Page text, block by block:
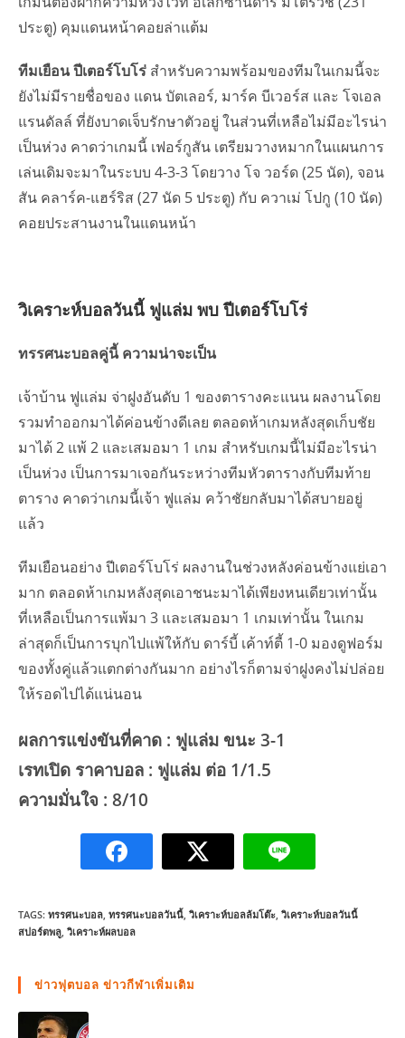
ประตู) คุมแดนหน้าคอยล่าแต้ม
ทีมเยือน ปีเตอร์โบโร่ สำหรับความพร้อมของทีมในเกมนี้จะ
ยังไม่มีรายชื่อของ แดน บัตเลอร์, มาร์ค บีเวอร์ส และ โจเอล
แรนดัลล์ ที่ยังบาดเจ็บรักษาตัวอยู่ ในส่วนที่เหลือไม่มีอะไรน่า
เป็นห่วง คาดว่าเกมนี้ เฟอร์กูสัน เตรียมวางหมากในแผนการ
เล่นเดิมจะมาในระบบ 4-3-3 โดยวาง โจ วอร์ด (25 นัด), จอน
สัน คลาร์ค-แฮร์ริส (27 นัด 5 ประตู) กับ ควาเม่ โปกู (10 นัด)
คอยประสานงานในแดนหน้า
วิเคราะห์บอลวันนี้ ฟูแล่ม พบ ปีเตอร์โบโร่
ทรรศนะบอลคู่นี้ ความน่าจะเป็น
เจ้าบ้าน ฟูแล่ม จ่าฝูงอันดับ 1 ของตารางคะแนน ผลงานโดย
รวมทำออกมาได้ค่อนข้างดีเลย ตลอดห้าเกมหลังสุดเก็บชัย
มาได้ 2 แพ้ 2 และเสมอมา 1 เกม สำหรับเกมนี้ไม่มีอะไรน่า
เป็นห่วง เป็นการมาเจอกันระหว่างทีมหัวตารางกับทีมท้าย
ตาราง คาดว่าเกมนี้เจ้า ฟูแล่ม คว้าชัยกลับมาได้สบายอยู่
แล้ว
ทีมเยือนอย่าง ปีเตอร์โบโร่ ผลงานในช่วงหลังค่อนข้างแย่เอา
มาก ตลอดห้าเกมหลังสุดเอาชนะมาได้เพียงหนเดียวเท่านั้น
ที่เหลือเป็นการแพ้มา 3 และเสมอมา 1 เกมเท่านั้น ในเกม
ล่าสุดก็เป็นการบุกไปแพ้ให้กับ ดาร์บี้ เค้าท์ตี้ 1-0 มองดูฟอร์ม
ของทั้งคู่แล้วแตกต่างกันมาก อย่างไรก็ตามจ่าฝูงคงไม่ปล่อย
ให้รอดไปได้แน่นอน
ผลการแข่งขันที่คาด : ฟูแล่ม ขนะ 3-1
เรทเปิด ราคาบอล : ฟูแล่ม ต่อ 1/1.5
ความมั่นใจ : 8/10
TAGS: ทรรศนะบอล, ทรรศนะบอลวันนี้, วิเคราะห์บอลล้มโต๊ะ, วิเคราะห์บอลวันนี้
สปอร์ตพลู, วิเคราะห์ผลบอล
ข่าวฟุตบอล ข่าวกีฬาเพิ่มเติม